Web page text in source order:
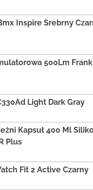
Inspire Srebrny
500Lm
Light Dark Gray
Kapsuł 400 Ml
Plus
Fit 2 Active Czarny